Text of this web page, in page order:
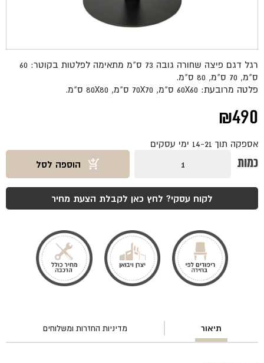
רגל דגם פיצה שחורה גובה 73 ס"מ מתאימה לפלטות בקוטר: 60
ס"מ, 70 ס"מ, 80 ס"מ.
פלטה מרובעת: 60X60 ס"מ, 70X70 ס"מ, 80X80 ס"מ.
₪490
אספקה תוך 14-21 ימי עסקים
כמות
פיצה
עגולה
הוספה לסל
לקוח עסקי? לחץ כאן לקבלת הצעת מחיר
תיאור מדיניות החזרות ומשלוחים